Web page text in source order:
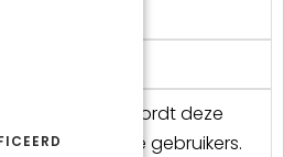
Standaard wordt deze
voor ingelogde gebruikers.